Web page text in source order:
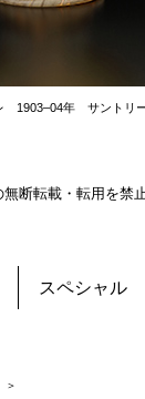
1903‒04年 サントリ
断転載・転用を禁止
スペシャル